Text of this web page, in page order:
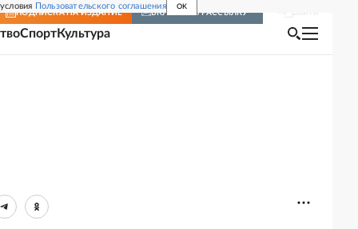
Пользовательского соглашения OK
ПОДПИСКА НА ИЗДАНИЕ ВКЛЮЧИТЬ РАССЫЛКУ
СпортКультура